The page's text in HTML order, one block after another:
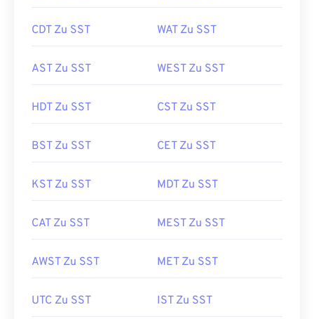
CDT Zu SST WAT Zu SST
AST Zu SST WEST Zu SST
HDT Zu SST CST Zu SST
BST Zu SST CET Zu SST
KST Zu SST MDT Zu SST
CAT Zu SST MEST Zu SST
AWST Zu SST MET Zu SST
UTC Zu SST IST Zu SST